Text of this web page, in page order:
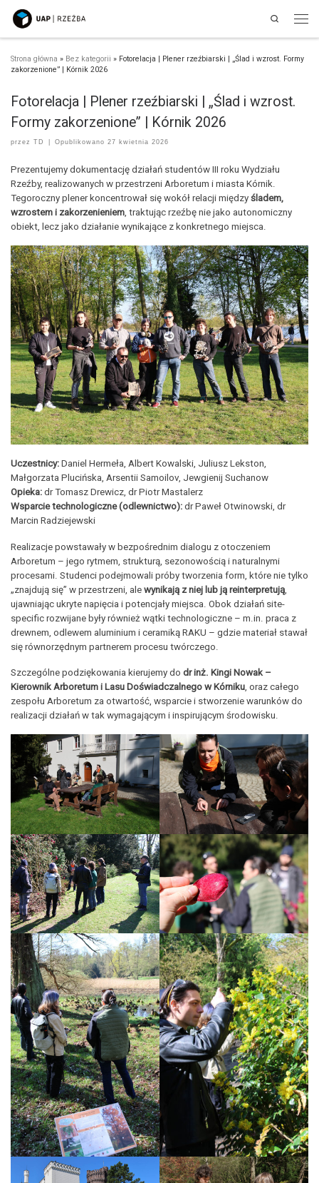
Przejdź do treści
Search
Strona główna » Bez kategorii » Fotorelacja | Plener rzeźbiarski | „Ślad i wzrost. Formy
zakorzenione” | Kórnik 2026
Fotorelacja | Plener rzeźbiarski | „Ślad i wzrost.
Formy zakorzenione” | Kórnik 2026
przez TD Opublikowano 27 kwietnia 2026
Prezentujemy dokumentację działań studentów III roku Wydziału
Rzeźby, realizowanych w przestrzeni Arboretum i miasta Kórnik.
Tegoroczny plener koncentrował się wokół relacji między śladem,
wzrostem i zakorzenieniem, traktując rzeźbę nie jako autonomiczny
obiekt, lecz jako działanie wynikające z konkretnego miejsca.
Uczestnicy: Daniel Hermeła, Albert Kowalski, Juliusz Lekston,
Małgorzata Plucińska, Arsentii Samoilov, Jewgienij Suchanow
Opieka: dr Tomasz Drewicz, dr Piotr Mastalerz
Wsparcie technologiczne (odlewnictwo): dr Paweł Otwinowski, dr
Marcin Radziejewski
Realizacje powstawały w bezpośrednim dialogu z otoczeniem
Arboretum – jego rytmem, strukturą, sezonowością i naturalnymi
procesami. Studenci podejmowali próby tworzenia form, które nie tylko
„znajdują się” w przestrzeni, ale wynikają z niej lub ją reinterpretują
ujawniając ukryte napięcia i potencjały miejsca. Obok działań site-
specific rozwijane były również wątki technologiczne – m.in. praca z
drewnem, odlewem aluminium i ceramiką RAKU – gdzie materiał stawał
się równorzędnym partnerem procesu twórczego.
Szczególne podziękowania kierujemy do dr inż. Kingi Nowak –
Kierownik Arboretum i Lasu Doświadczalnego w Kórniku, oraz całego
zespołu Arboretum za otwartość, wsparcie i stworzenie warunków do
realizacji działań w tak wymagającym i inspirującym środowisku.